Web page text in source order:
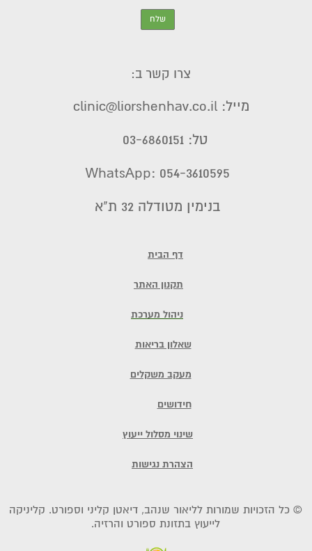
© כל הזכויות שמורות לליאור שנהב, דיאטן קליני וספורט. קליניקה
לייעוץ בתזונת ספורט והרזיה.
דף הבית
תקנון האתר
ניהול מערכת
שאלון בריאות
מעקב משקלים
חידושים
שינוי מסלול ייעוץ
הצהרת נגישות
בנימין מטודלה 32 ת"א
צרו קשר ב:
מייל: clinic@liorshenhav.co.il
טל: 03-6860151
WhatsApp: 054-3610595